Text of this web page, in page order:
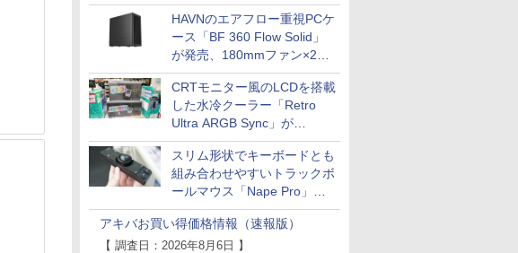
HAVNのエアフロー重視PCケ
ース「BF 360 Flow Solid」
が発売、180mmファン×2搭
載
CRTモニター風のLCDを搭載
した水冷クーラー「Retro
Ultra ARGB Sync」が
Thermaltakeから
スリム形状でキーボードとも
組み合わせやすいトラックボ
ールマウス「Nape Pro」が
Keychronから
アキバお買い得価格情報（速報版）
【 調査日：2026年8月6日 】